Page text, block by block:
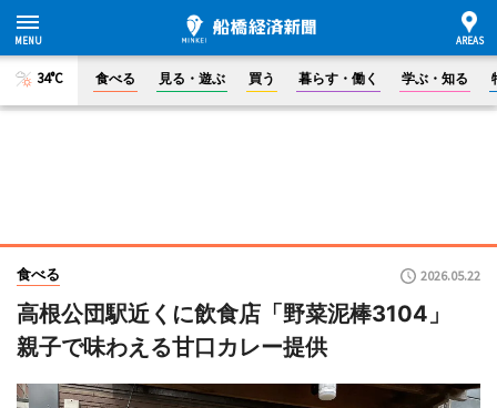
34°C 食べる 見る・遊ぶ 買う 暮らす・働く 学ぶ・知る
食べる 2026.05.22
高根公団駅近くに飲食店「野菜泥棒3104」
親子で味わえる甘口カレー提供